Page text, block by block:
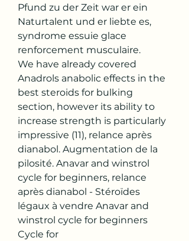
Pfund zu der Zeit war er ein
Naturtalent und er liebte es,
syndrome essuie glace
renforcement musculaire.
We have already covered
Anadrols anabolic effects in the
best steroids for bulking
section, however its ability to
increase strength is particularly
impressive (11), relance après
dianabol. Augmentation de la
pilosité. Anavar and winstrol
cycle for beginners, relance
après dianabol - Stéroïdes
légaux à vendre Anavar and
winstrol cycle for beginners
Cycle for